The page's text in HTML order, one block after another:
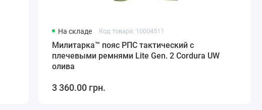
На складе Код товара: 10004511
Милитарка™ пояс РПС тактический с
плечевыми ремнями Lite Gen. 2 Cordura UW
олива
3 360.00 грн.